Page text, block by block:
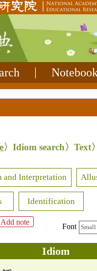
〉Idiom search〉Text〉
and Interpretation
Identification
Add note
Font Small
Idiom